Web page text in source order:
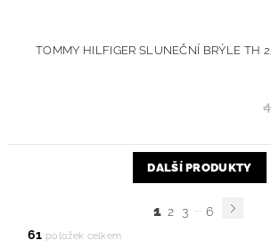
TOMMY HILFIGER SLUNEČNÍ BRÝLE TH
DALŠÍ PRODUKTY
1 2 3 ... 6
61 položek celkem